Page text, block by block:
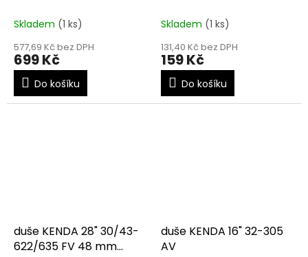
Skladem (1 ks)
577,69 Kč bez DPH
699 Kč
Do košíku
Skladem (1 ks)
131,40 Kč bez DPH
159 Kč
Do košíku
duše KENDA 28" 30/43-
622/635 FV 48 mm
duše KENDA 16" 32-305
AV